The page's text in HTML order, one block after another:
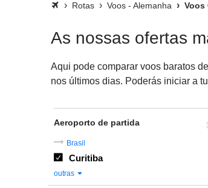
Rotas Voos - Alemanha Voos
As nossas ofertas
Aqui pode comparar voos baratos
nos últimos dias. Poderás iniciar a
Aeroporto de partida
Brasil
Curitiba
outras